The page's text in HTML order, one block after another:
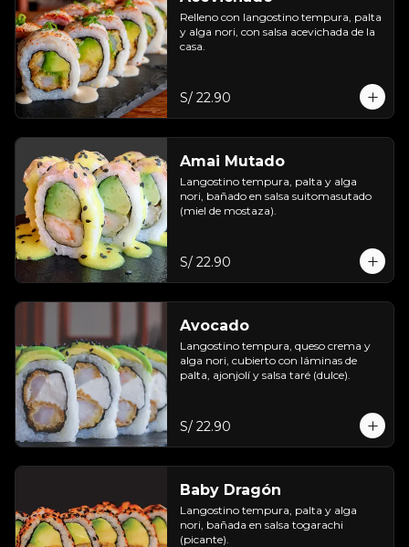
Relleno con langostino tempura, palta
y alga nori, con salsa acevichada de la
casa.
S/ 22.90
Amai Mutado
Langostino tempura, palta y alga
nori, bañado en salsa suitomasutado
(miel de mostaza).
S/ 22.90
Avocado
Langostino tempura, queso crema y
alga nori, cubierto con láminas de
palta, ajonjolí y salsa taré (dulce).
S/ 22.90
Baby Dragón
Langostino tempura, palta y alga
nori, bañada en salsa togarachi
(picante).